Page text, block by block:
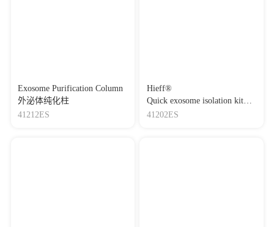
Exosome Purification Column
外泌体纯化柱
41212ES
Hieff®
Quick exosome isolation kit
(for Serum/Plasma)血清/血浆
41202ES